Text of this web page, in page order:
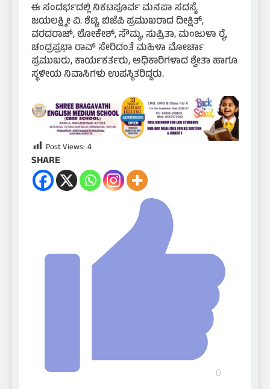
ಈ ಸಂದರ್ಭದಲ್ಲಿ ನಿಕಟಪೂರ್ವ ಮನಪಾ ಸದಸ್ಯೆ
ಜಯಲಕ್ಷ್ಮೀ ವಿ. ಶೆಟ್ಟಿ, ಬಿಜೆಪಿ ಪ್ರಮುಖರಾದ ದೀಕ್ಷಿತ್,
ವರದರಾಜ್, ಲೋಕೇಶ್, ಸೌಮ್ಯ, ಸುಪ್ರಿತಾ, ಮಂಜುಳಾ ರೈ,
ಚಂದ್ರಪ್ರಭಾ ರಾವ್ ಸೇರಿದಂತೆ ಮಹಿಳಾ ಮೋರ್ಚಾ
ಪ್ರಮುಖರು, ಕಾರ್ಯಕರ್ತರು, ಅಧಿಕಾರಿಗಳಾದ ಶ್ವೇತಾ ಹಾಗೂ
ಸ್ಥಳೀಯ ನಿವಾಸಿಗಳು ಉಪಸ್ಥಿತರಿದ್ದರು.
Post Views: 4
SHARE